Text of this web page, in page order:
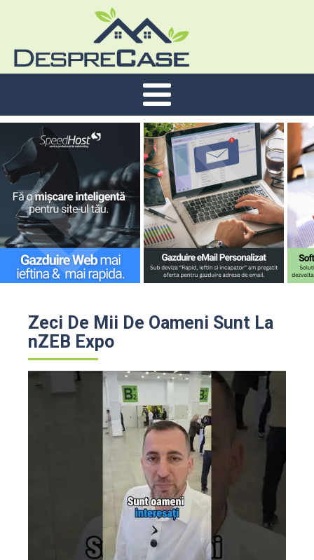
Zeci De Mii De Oameni Sunt La
nZEB Expo